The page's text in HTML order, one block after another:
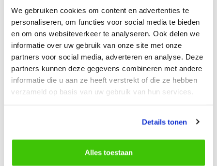
We gebruiken cookies om content en advertenties te
personaliseren, om functies voor social media te bieden
en om ons websiteverkeer te analyseren. Ook delen we
informatie over uw gebruik van onze site met onze
partners voor social media, adverteren en analyse. Deze
partners kunnen deze gegevens combineren met andere
informatie die u aan ze heeft verstrekt of die ze hebben
verzameld op basis van uw gebruik van hun services.
Details tonen
Alles toestaan
Tijdsweergave:
Tijd automatisch aangestuurd
via DCF:
ja
Alarm: ja
Afmetingen station:
160 (139) mm